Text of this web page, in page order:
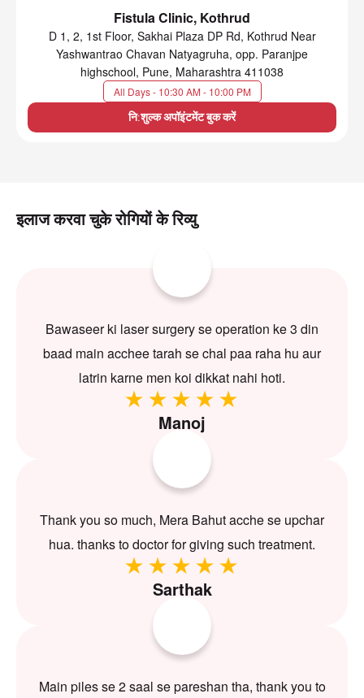
Fistula Clinic, Kothrud
D 1, 2, 1st Floor, Sakhai Plaza DP Rd, Kothrud Near
Yashwantrao Chavan Natyagruha, opp. Paranjpe
highschool, Pune, Maharashtra 411038
All Days - 10:30 AM - 10:00 PM
नि:शुल्क अपॉइंटमेंट बुक करें
इलाज करवा चुके रोगियों के रिव्यु
Bawaseer ki laser surgery se operation ke 3 din
baad main acchee tarah se chal paa raha hu aur
latrin karne men koi dikkat nahi hoti.
Manoj
Thank you so much, Mera Bahut acche se upchar
hua. thanks to doctor for giving such treatment.
Sarthak
Main piles se 2 saal se pareshan tha, thank you to